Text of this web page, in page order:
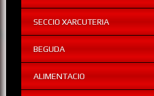
SECCIO XARCUTERIA
BEGUDA
ALIMENTACIO